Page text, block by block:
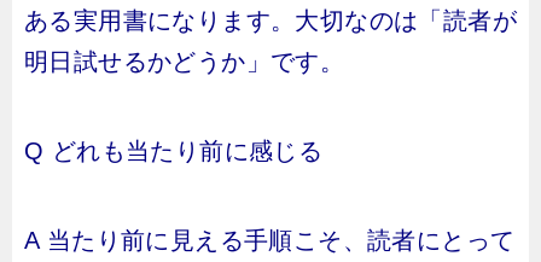
ある実用書になります。大切なのは「読者が
明日試せるかどうか」です。
Q どれも当たり前に感じる
A 当たり前に見える手順こそ、読者にとって